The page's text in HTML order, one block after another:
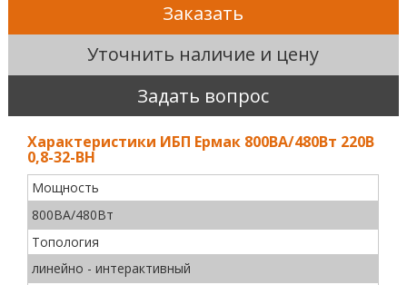
Заказать
Уточнить наличие и цену
Задать вопрос
Характеристики ИБП Ермак 800ВА/480Вт 220В
0,8-32-ВН
Мощность
800ВА/480Вт
Топология
линейно - интерактивный